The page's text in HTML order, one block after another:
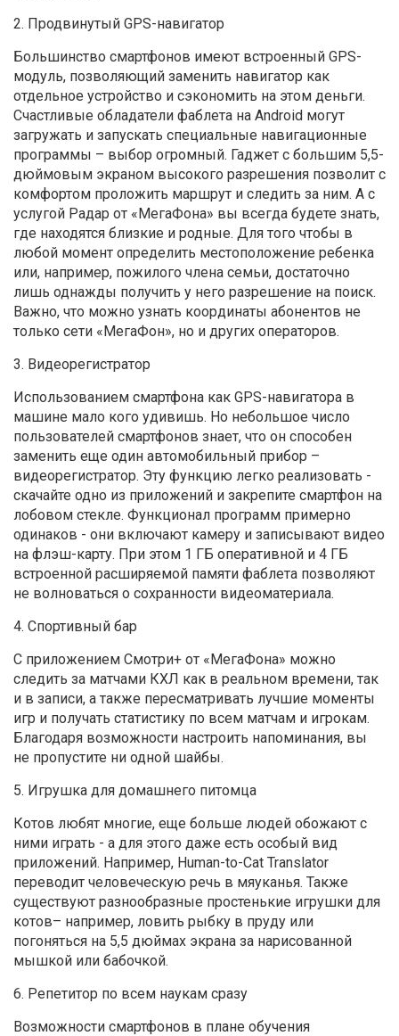
2. Продвинутый GPS-навигатор
Большинство смартфонов имеют встроенный GPS-
модуль, позволяющий заменить навигатор как
отдельное устройство и сэкономить на этом деньги.
Счастливые обладатели фаблета на Android могут
загружать и запускать специальные навигационные
программы – выбор огромный. Гаджет с большим 5,5-
дюймовым экраном высокого разрешения позволит с
комфортом проложить маршрут и следить за ним. А с
услугой Радар от «МегаФона» вы всегда будете знать,
где находятся близкие и родные. Для того чтобы в
любой момент определить местоположение ребенка
или, например, пожилого члена семьи, достаточно
лишь однажды получить у него разрешение на поиск.
Важно, что можно узнать координаты абонентов не
только сети «МегаФон», но и других операторов.
3. Видеорегистратор
Использованием смартфона как GPS-навигатора в
машине мало кого удивишь. Но небольшое число
пользователей смартфонов знает, что он способен
заменить еще один автомобильный прибор –
видеорегистратор. Эту функцию легко реализовать -
скачайте одно из приложений и закрепите смартфон на
лобовом стекле. Функционал программ примерно
одинаков - они включают камеру и записывают видео
на флэш-карту. При этом 1 ГБ оперативной и 4 ГБ
встроенной расширяемой памяти фаблета позволяют
не волноваться о сохранности видеоматериала.
4. Спортивный бар
С приложением Смотри+ от «МегаФона» можно
следить за матчами КХЛ как в реальном времени, так
и в записи, а также пересматривать лучшие моменты
игр и получать статистику по всем матчам и игрокам.
Благодаря возможности настроить напоминания, вы
не пропустите ни одной шайбы.
5. Игрушка для домашнего питомца
Котов любят многие, еще больше людей обожают с
ними играть - а для этого даже есть особый вид
приложений. Например, Human-to-Cat Translator
переводит человеческую речь в мяуканья. Также
существуют разнообразные простенькие игрушки для
котов– например, ловить рыбку в пруду или
погоняться на 5,5 дюймах экрана за нарисованной
мышкой или бабочкой.
6. Репетитор по всем наукам сразу
Возможности смартфонов в плане обучения